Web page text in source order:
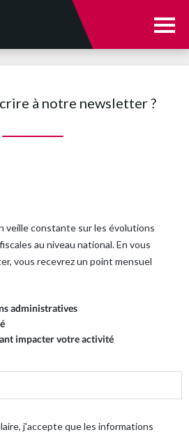
rejoindre
et audit
à notre newsletter ?
veille constante sur les évolutions
au niveau national. En vous
vous recevrez un point mensuel
administratives
impacter votre activité
j'accepte que les informations